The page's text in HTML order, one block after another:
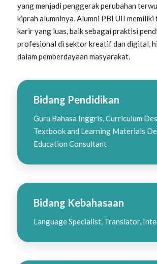
yang menjadi penggerak perubahan
kiprah alumninya. Alumni PBI UII
karir yang luas, baik sebagai praktisi
profesional di sektor kreatif dan digital,
dalam pemberdayaan masyarakat.
Bidang Pendidikan
Guru Bahasa Inggris, Curriculum
Textbook and Learning Materials
Education Consultant
Bidang Kebahasaan
Language Specialist, Translator,